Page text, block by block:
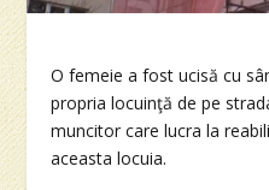
O femeie a fost ucisă cu
propria locuinţă de pe
muncitor care lucra la
aceasta locuia.